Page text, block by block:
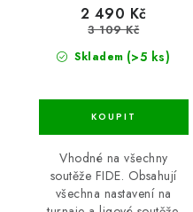
Skladem (>5 ks)
2 490 Kč
3 109 Kč
Vhodné na všechny
soutěže FIDE. Obsahují
všechna nastavení na